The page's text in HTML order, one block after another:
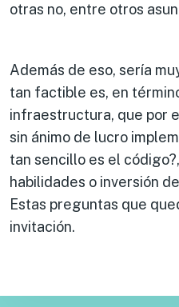
otras no, entre otros
Además de eso, sería
tan factible es, en
infraestructura, que por
sin ánimo de lucro
tan sencillo es el
habilidades o inversión
Estas preguntas que
invitación.